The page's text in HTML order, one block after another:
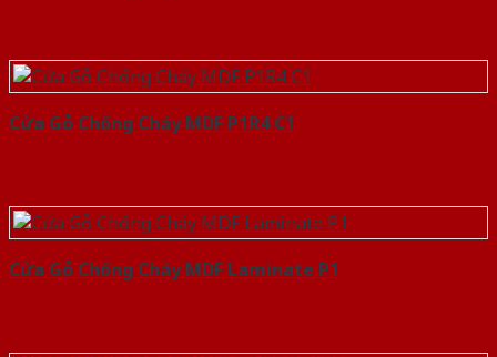
Cửa Gỗ Chống Cháy MDF P1R4 C1
Cửa Gỗ Chống Cháy MDF Laminate P1